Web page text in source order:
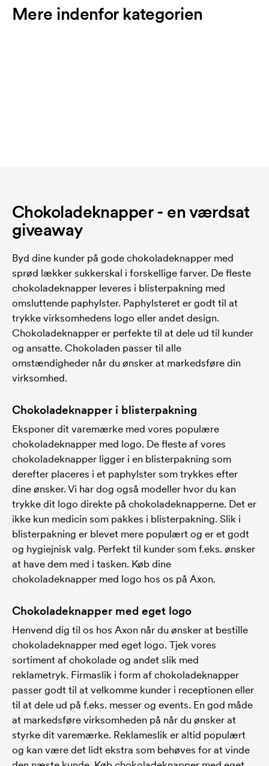
Mere indenfor kategorien
Chokoladeknapper - en værdsat
giveaway
Byd dine kunder på gode chokoladeknapper med
sprød lækker sukkerskal i forskellige farver. De fleste
chokoladeknapper leveres i blisterpakning med
omsluttende paphylster. Paphylsteret er godt til at
trykke virksomhedens logo eller andet design.
Chokoladeknapper er perfekte til at dele ud til kunder
og ansatte. Chokoladen passer til alle
omstændigheder når du ønsker at markedsføre din
virksomhed.
Chokoladeknapper i blisterpakning
Eksponer dit varemærke med vores populære
chokoladeknapper med logo. De fleste af vores
chokoladeknapper ligger i en blisterpakning som
derefter placeres i et paphylster som trykkes efter
dine ønsker. Vi har dog også modeller hvor du kan
trykke dit logo direkte på chokoladeknapperne. Det er
ikke kun medicin som pakkes i blisterpakning. Slik i
blisterpakning er blevet mere populært og er et godt
og hygiejnisk valg. Perfekt til kunder som f.eks. ønsker
at have dem med i tasken. Køb dine
chokoladeknapper med logo hos os på Axon.
Chokoladeknapper med eget logo
Henvend dig til os hos Axon når du ønsker at bestille
chokoladeknapper med eget logo. Tjek vores
sortiment af chokolade og andet slik med
reklametryk. Firmaslik i form af chokoladeknapper
passer godt til at velkomme kunder i receptionen eller
til at dele ud på f.eks. messer og events. En god måde
at markedsføre virksomheden på når du ønsker at
styrke dit varemærke. Reklameslik er altid populært
og kan være det lidt ekstra som behøves for at vinde